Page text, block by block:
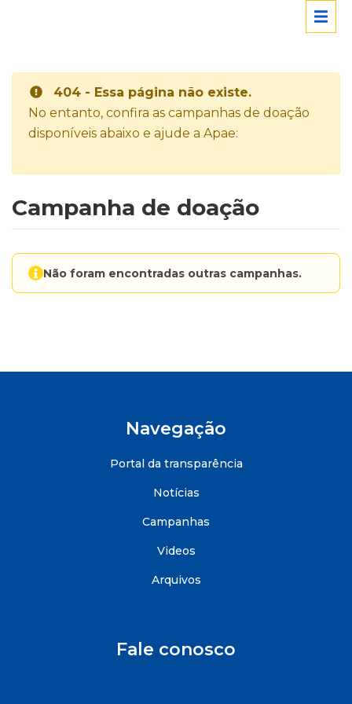
404 - Essa página não existe.
No entanto, confira as campanhas de doação
disponíveis abaixo e ajude a Apae:
Campanha de doação
Não foram encontradas outras campanhas.
Navegação
Portal da transparência
Notícias
Campanhas
Videos
Arquivos
Fale conosco